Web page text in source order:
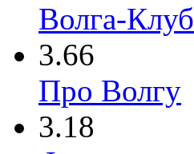
Волга-Клуб
3.66
Про Волгу
3.18